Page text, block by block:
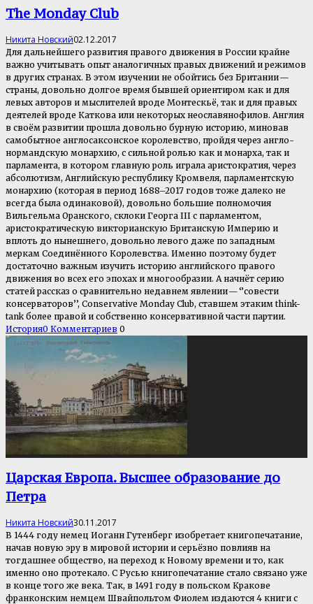
The Monday Club
Никита Новский02.12.2017
Для дальнейшего развития правого движения в России крайне
важно учитывать опыт аналогичных правых движений и режимов
в других странах. В этом изучении не обойтись без Британии —
страны, довольно долгое время бывшей ориентиром как и для
левых авторов и мыслителей вроде Монтескьё, так и для правых
деятелей вроде Каткова или некоторых неославянофилов. Англия
в своём развитии прошла довольно бурную историю, миновав
самобытное англосаксонское королевство, пройдя через англо-
нормандскую монархию, с сильной ролью как и монарха, так и
парламента, в котором главную роль играла аристократия, через
абсолютизм, Английскую республику Кромвеля, парламентскую
монархию (которая в период 1688–2017 годов тоже далеко не
всегда была одинаковой), довольно большие полномочия
Вильгельма Оранского, склоки Георга III с парламентом,
аристократическую викторианскую Британскую Империю и
вплоть до нынешнего, довольно левого даже по западным
меркам Соединённого Королевства. Именно поэтому будет
достаточно важным изучить историю английского правого
движения во всех его эпохах и многообразии. А начнёт серию
статей рассказ о сравнительно недавнем явлении — ‘’совести
консерваторов’’, Conservative Monday Club, ставшем этаким think-
tank более правой и собственно консервативной части партии.
История0 Комментариев 0
Царская Европа. Высшее образование до
Петра
Никита Новский30.11.2017
В 1444 году немец Иоганн Гутенберг изобретает книгопечатание,
начав новую эру в мировой истории и серьёзно повлияв на
тогдашнее общество, на переход к Новому времени и то, как
именно оно протекало. С Русью книгопечатание стало связано уже
в конце того же века. Так, в 1491 году в польском Кракове
франконским немцем Швайпольтом Фиолем издаются 4 книги с